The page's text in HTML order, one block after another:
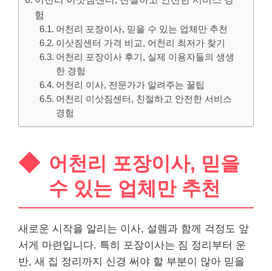
험
어천리 포장이사, 믿을 수 있는 업체만 추천
이삿짐센터 가격 비교, 어천리 최저가 찾기
어천리 포장이사 후기, 실제 이용자들의 생생
한 경험
어천리 이사, 전문가가 알려주는 꿀팁
어천리 이삿짐센터, 친절하고 안전한 서비스
경험
어천리 포장이사, 믿을
수 있는 업체만 추천
새로운 시작을 알리는 이사, 설렘과 함께 걱정도 앞
서게 마련입니다. 특히 포장이사는 짐 정리부터 운
반, 새 집 정리까지 신경 써야 할 부분이 많아 믿을